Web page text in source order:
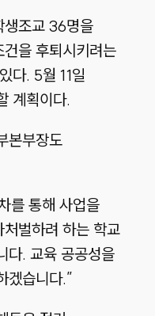
생조교 36명을
을 후퇴시키려는
다. 5월 11일
계획이다.
본부장도
를 통해 사업을
벌하려 하는 학교
다. 교육 공공성을
겠습니다.”